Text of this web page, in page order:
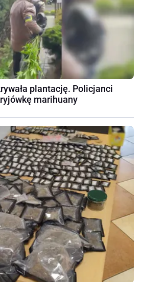
plantację. Policjanci
marihuany